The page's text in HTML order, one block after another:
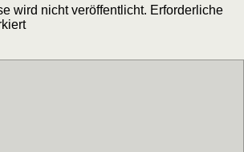
wird nicht veröffentlicht. Erforderliche